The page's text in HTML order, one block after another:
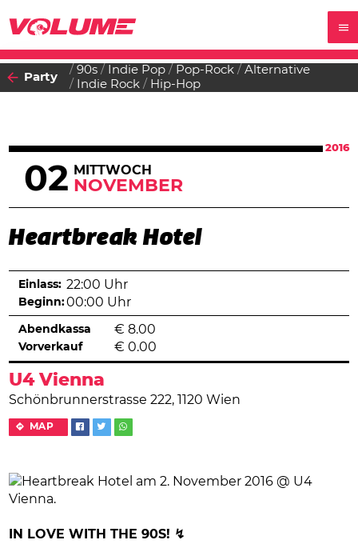
Party
90s Indie Pop Pop-Rock
Alternative
Indie Rock
Hip-Hop
2016
02 MITTWOCH
NOVEMBER
Heartbreak Hotel
U4 Vienna
Schönbrunnerstrasse 222, 1120 Wien
MAP
Einlass: 22:00 Uhr
Beginn:00:00 Uhr
Abendkassa € 8.00
Vorverkauf € 0.00
IN LOVE WITH THE 90S! ↯